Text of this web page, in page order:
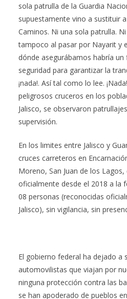
sola patrulla de la Guardia
supuestamente vino a sustituir
Caminos. Ni una sola patrulla.
tampoco al pasar por Nayarit y
dónde asegurábamos habría
seguridad para garantizar la
¡nada!. Así tal como lo lee.
peligrosos cruceros en los
Jalisco, se observaron
supervisión.
En los limites entre Jalisco y
cruces carreteros en
Moreno, San Juan de los
oficialmente desde el 2018 a la
08 personas (reconocidas
Jalisco), sin vigilancia, sin
El gobierno federal ha dejado a
automovilistas que viajan por
ninguna protección contra las
se han apoderado de pueblos